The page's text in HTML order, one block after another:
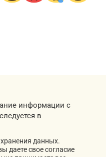
информации с
в
данных.
даете свое согласие